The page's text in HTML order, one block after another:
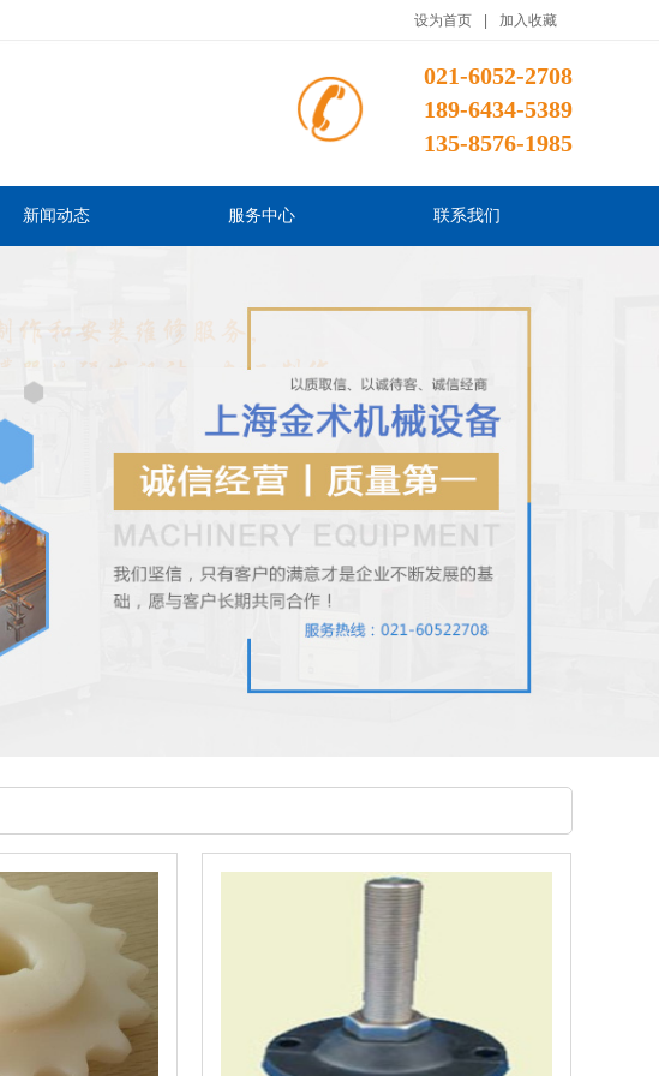
设为首页 加入收藏
021-6052-2708
189-6434-5389
135-8576-1985
新闻动态 服务中心 联系我们